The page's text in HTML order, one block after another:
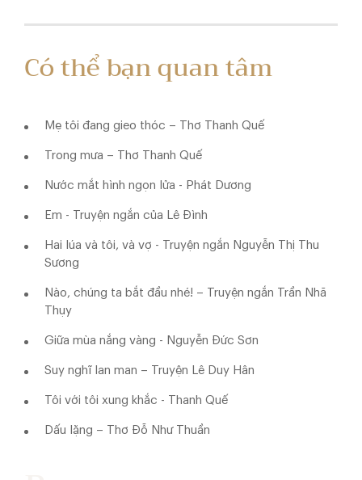
Có thể bạn quan tâm
Mẹ tôi đang gieo thóc – Thơ Thanh Quế
Trong mưa – Thơ Thanh Quế
Nước mắt hình ngọn lửa - Phát Dương
Em - Truyện ngắn của Lê Đình
Hai lúa và tôi, và vợ - Truyện ngắn Nguyễn Thị Thu
Sương
Nào, chúng ta bắt đầu nhé! – Truyện ngắn Trần Nhã
Thụy
Giữa mùa nắng vàng - Nguyễn Đức Sơn
Suy nghĩ lan man – Truyện Lê Duy Hân
Tôi với tôi xung khắc - Thanh Quế
Dấu lặng – Thơ Đỗ Như Thuần